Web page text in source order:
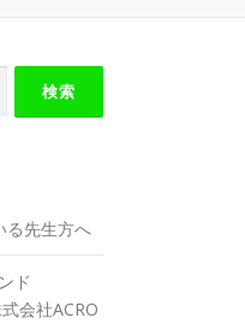
る先生方へ
ド
会社ACRO